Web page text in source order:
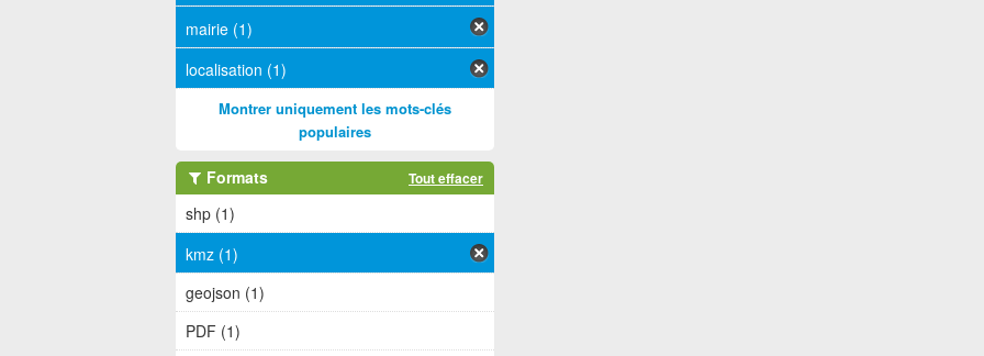
mairie (1)
localisation (1)
Montrer uniquement les mots-clés
populaires
Formats Tout effacer
shp (1)
kmz (1)
geojson (1)
PDF (1)